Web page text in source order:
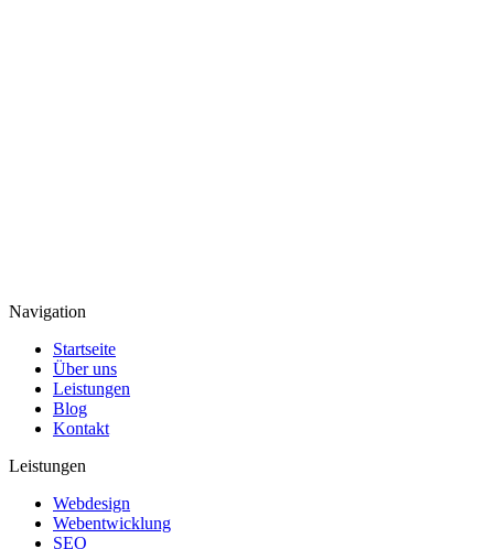
Navigation
Startseite
Über uns
Leistungen
Blog
Kontakt
Leistungen
Webdesign
Webentwicklung
SEO